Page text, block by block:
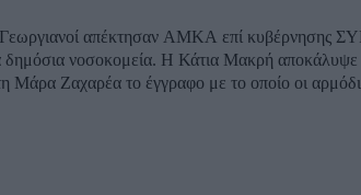
Γεωργιανοί απέκτησαν ΑΜΚΑ επί κυβέρνησης
Μακρή αποκάλυψε στο κεντρικό δελτίο
Μάρα Ζαχαρέα το έγγραφο με το οποίο οι